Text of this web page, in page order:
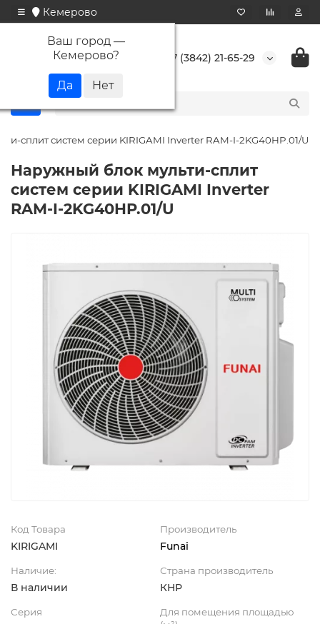
Кемерово
Ваш город —
Кемерово? +7 (3842) 21-65-29
сплит систем серии KIRIGAMI Inverter RAM-I-2KG40HP.01/U
Наружный блок мульти-сплит
систем серии KIRIGAMI Inverter
RAM-I-2KG40HP.01/U
Код Товара
KIRIGAMI
Производитель
Funai
Наличие:
В наличии
Страна производитель
КНР
Серия
Для помещения площадью